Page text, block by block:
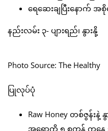
ရေဆေးချပြီးနောက် အ
နည်းလမ်း ၃- ပျားရည်၊ နွားနို့
Photo Source: The Healthy
ပြုလုပ်ပုံ
Raw Honey တစ်ဇွန်းနဲ့
အရောကို ၅ စက္ကန့် ကနေ